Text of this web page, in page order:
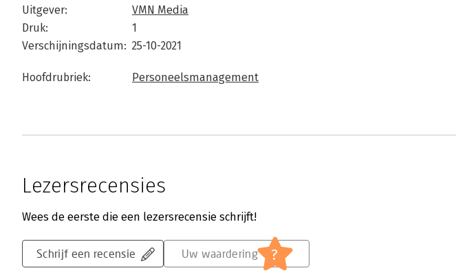
Uitgever:
VMN Media
Druk:
1
Verschijningsdatum: 25-10-2021
Hoofdrubriek: Personeelsmanagement
Lezersrecensies
Wees de eerste die een lezersrecensie schrijft!
Schrijf een recensie Uw waardering ?